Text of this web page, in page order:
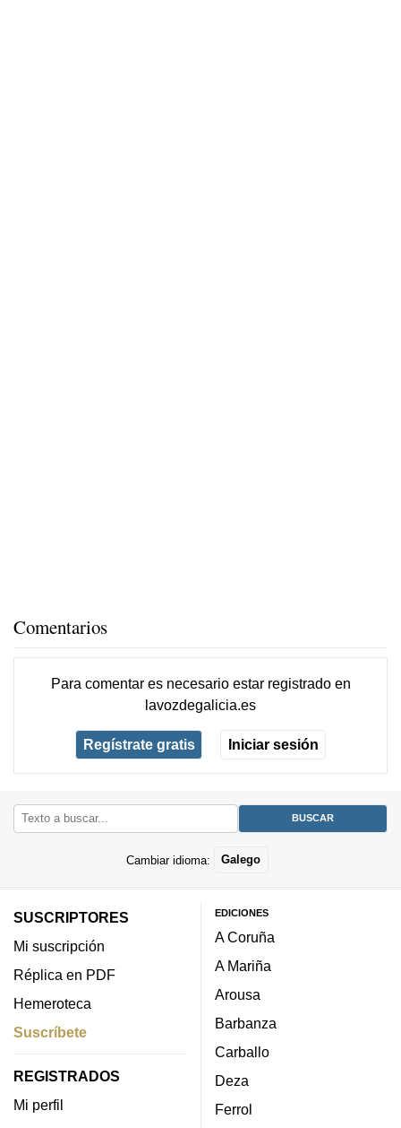
Comentarios
Para comentar es necesario estar registradoen
lavozdegalicia.es
Regístrate gratis Iniciar sesión
Cambiar idioma: Galego
SUSCRIPTORES
Mi suscripción
Réplica en PDF
Hemeroteca
Suscríbete
REGISTRADOS
Mi perfil
EDICIONES
A Coruña
A Mariña
Arousa
Barbanza
Carballo
Deza
Ferrol